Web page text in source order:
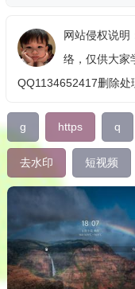
网站侵权说明
络，仅供大家
QQ1134652417删除处
g https q
去水印 短视频